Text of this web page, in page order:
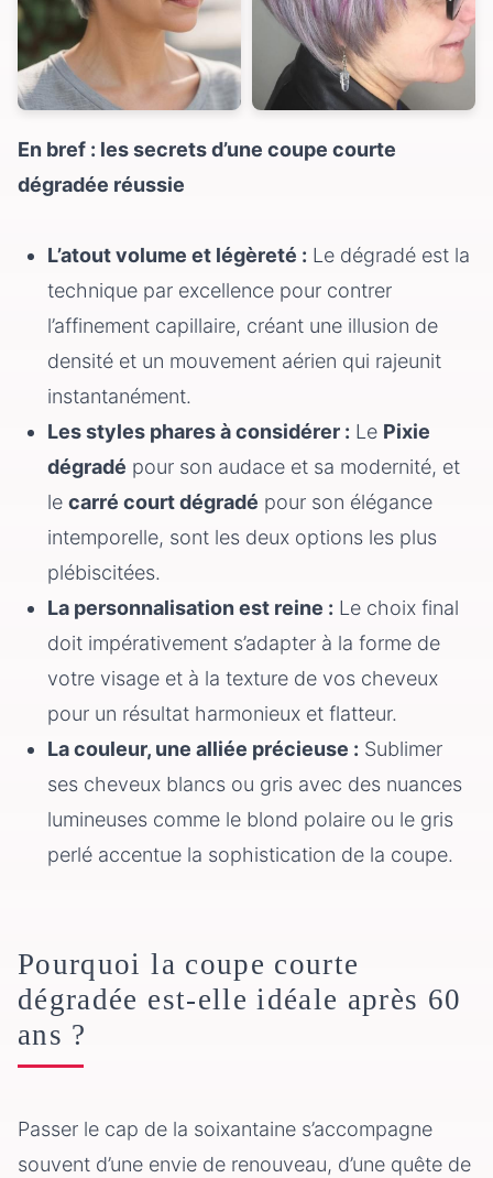
En bref : les secrets d’une coupe courte
dégradée réussie
L’atout volume et légèreté : Le dégradé est la
technique par excellence pour contrer
l’affinement capillaire, créant une illusion de
densité et un mouvement aérien qui rajeunit
instantanément.
Les styles phares à considérer : Le Pixie
dégradé pour son audace et sa modernité, et
le carré court dégradé pour son élégance
intemporelle, sont les deux options les plus
plébiscitées.
La personnalisation est reine : Le choix final
doit impérativement s’adapter à la forme de
votre visage et à la texture de vos cheveux
pour un résultat harmonieux et flatteur.
La couleur, une alliée précieuse : Sublimer
ses cheveux blancs ou gris avec des nuances
lumineuses comme le blond polaire ou le gris
perlé accentue la sophistication de la coupe.
Pourquoi la coupe courte
dégradée est-elle idéale après 60
ans ?
Passer le cap de la soixantaine s’accompagne
souvent d’une envie de renouveau, d’une quête de